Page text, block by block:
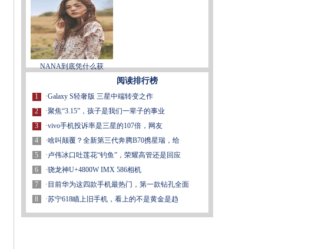
NANA到底凭什么获
阅读排行榜
1
2
3
4
5
6
7
8
·Galaxy S轻奢版 三星中端转变之作
·聚焦“3.15”，孩子是我们一辈子的事业
·vivo手机投诉率是三星的107倍，网友
·啥叫颠覆？全新第三代奔腾B70携星瑞，给
·卢伟冰口吐莲花“钓鱼”，荣耀高管还是回应
·骁龙神U+4800W IMX 586相机
· 目前华为这四款手机最热门，第一款钻孔全面
·苏宁618瞄上旧手机，看上的不是黄金是趋